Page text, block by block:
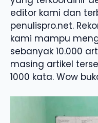
editor kami dan
penulispro.net.
kami mampu
sebanyak 10.000
masing artikel
1000 kata. Wow